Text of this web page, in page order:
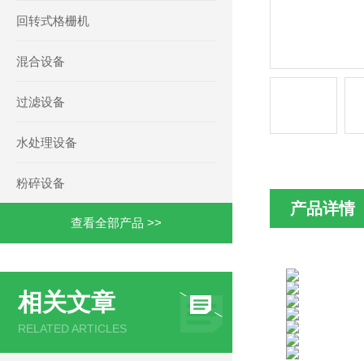
回转式格栅机
混合设备
过滤设备
水处理设备
粉碎设备
查看全部产品 >>
相关文章
RELATED ARTICLES
产品详情